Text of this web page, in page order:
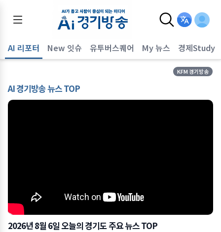
AI 리포터 New 잇슈 유투버스퀘어 My 뉴스 경제Study
KFM 경기방송
AI 경기방송 뉴스 TOP
2026년 8월 6일 오늘의 경기도 주요 뉴스 TOP